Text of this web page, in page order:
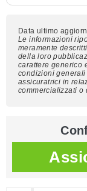
Data ultimo
Le informazioni
meramente
della loro
carattere generico
condizioni
assicuratrici in
commercializzati o